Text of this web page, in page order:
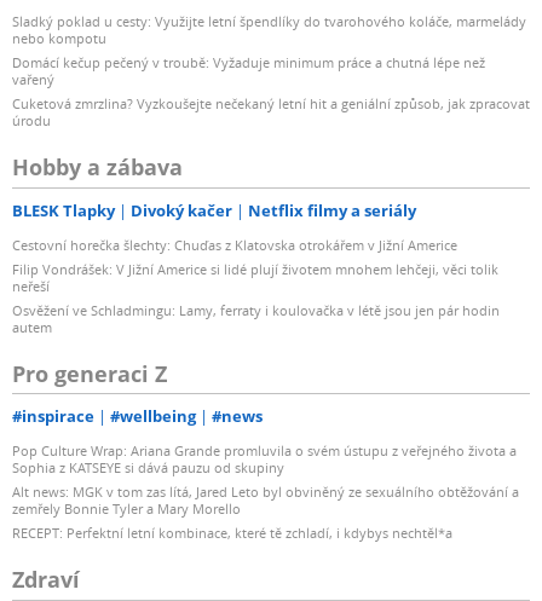
Sladký poklad u cesty: Využijte letní špendlíky do tvarohového koláče, marmelády
nebo kompotu
Domácí kečup pečený v troubě: Vyžaduje minimum práce a chutná lépe než
vařený
Cuketová zmrzlina? Vyzkoušejte nečekaný letní hit a geniální způsob, jak zpracovat
úrodu
Hobby a zábava
BLESK Tlapky Divoký kačer Netflix filmy a seriály
Cestovní horečka šlechty: Chuďas z Klatovska otrokářem v Jižní Americe
Filip Vondrášek: V Jižní Americe si lidé plují životem mnohem lehčeji, věci tolik
neřeší
Osvěžení ve Schladmingu: Lamy, ferraty i koulovačka v létě jsou jen pár hodin
autem
Pro generaci Z
#inspirace #wellbeing #news
Pop Culture Wrap: Ariana Grande promluvila o svém ústupu z veřejného života a
Sophia z KATSEYE si dává pauzu od skupiny
Alt news: MGK v tom zas lítá, Jared Leto byl obviněný ze sexuálního obtěžování a
zemřely Bonnie Tyler a Mary Morello
RECEPT: Perfektní letní kombinace, které tě zchladí, i kdybys nechtěl*a
Zdraví